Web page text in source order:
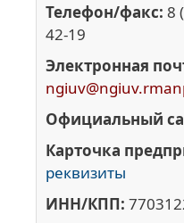
Телефон/факс: 8
42-19
Электронная
Официальный
Карточка
реквизиты
ИНН/КПП: